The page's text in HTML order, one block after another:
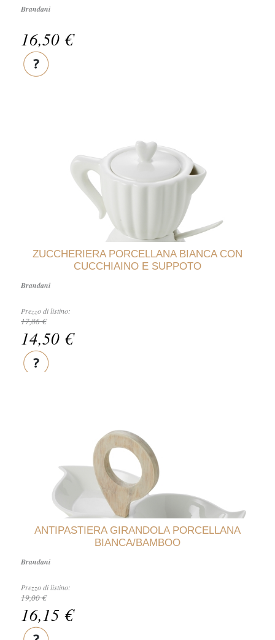
Brandani
16,50 €
ZUCCHERIERA PORCELLANA BIANCA CON
CUCCHIAINO E SUPPOTO
Brandani
Prezzo di listino:
17,86 €
14,50 €
ANTIPASTIERA GIRANDOLA PORCELLANA
BIANCA/BAMBOO
Brandani
Prezzo di listino:
19,00 €
16,15 €